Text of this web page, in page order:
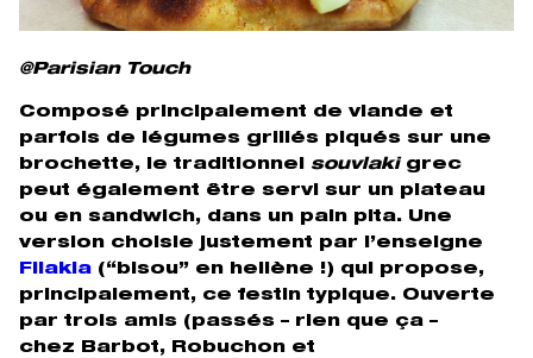
@Parisian Touch
Composé principalement de viande et
parfois de légumes grillés piqués sur une
brochette, le traditionnel souvlakigrec
peut également être servi sur un plateau
ou en sandwich, dans un pain pita. Une
version choisie justement par l’enseigne
Filakia (“bisou” en hellène !) qui propose,
principalement, ce festin typique. Ouverte
par trois amis (passés – rien que ça –
chez Barbot, Robuchon et